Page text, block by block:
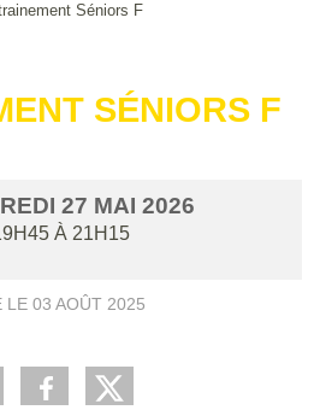
Séniors F
SÉNIORS F
27 MAI 2026
À 21H15
LE 03 AOÛT 2025